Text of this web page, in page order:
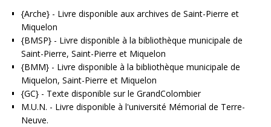
{Arche} - Livre disponible aux archives de Saint-Pierre et
Miquelon
{BMSP} - Livre disponible à la bibliothèque municipale de
Saint-Pierre, Saint-Pierre et Miquelon
{BMM} - Livre disponible à la bibliothèque municipale de
Miquelon, Saint-Pierre et Miquelon
{GC} - Texte disponible sur le GrandColombier
M.U.N. - Livre disponible à l'université Mémorial de Terre-
Neuve.